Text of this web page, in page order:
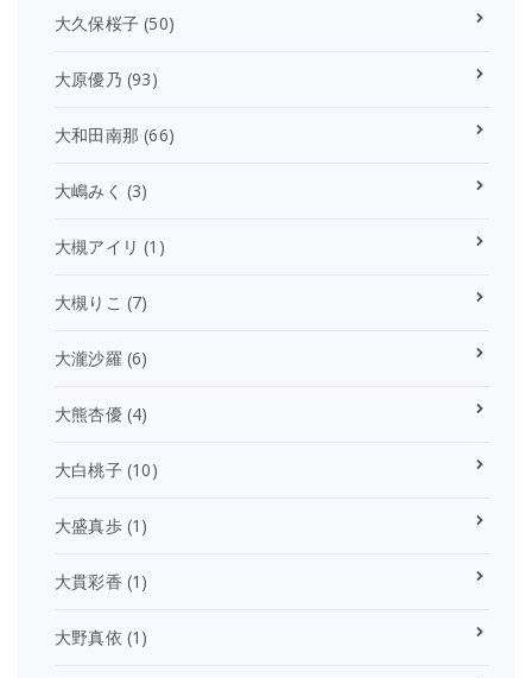
大久保桜子 (50)
大原優乃 (93)
大和田南那 (66)
大嶋みく (3)
大槻アイリ (1)
大槻りこ (7)
大瀧沙羅 (6)
大熊杏優(4)
大白桃子(10)
大盛真歩(1)
大貫彩香 (1)
大野真依 (1)